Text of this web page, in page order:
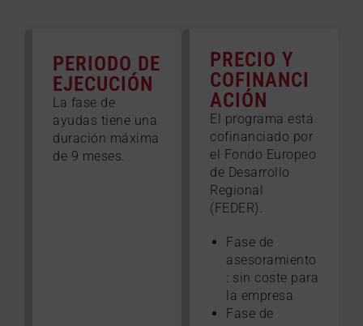
PERIODO DE
EJECUCIÓN
La fase de
ayudas tiene una
duración máxima
de 9 meses.
PRECIO Y
COFINANCI
ACIÓN
El programa está
cofinanciado por
el Fondo Europeo
de Desarrollo
Regional
(FEDER).
Fase de
asesoramiento
: sin coste para
la empresa
Fase de